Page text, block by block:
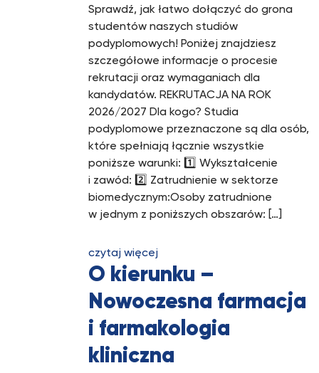
Sprawdź, jak łatwo dołączyć do grona
studentów naszych studiów
podyplomowych! Poniżej znajdziesz
szczegółowe informacje o procesie
rekrutacji oraz wymaganiach dla
kandydatów. REKRUTACJA NA ROK
2026/2027 Dla kogo? Studia
podyplomowe przeznaczone są dla osób,
które spełniają łącznie wszystkie
poniższe warunki: 1️⃣ Wykształcenie
i zawód: 2️⃣ Zatrudnienie w sektorze
biomedycznym:Osoby zatrudnione
w jednym z poniższych obszarów: […]
czytaj więcej
O kierunku –
Nowoczesna farmacja
i farmakologia
kliniczna